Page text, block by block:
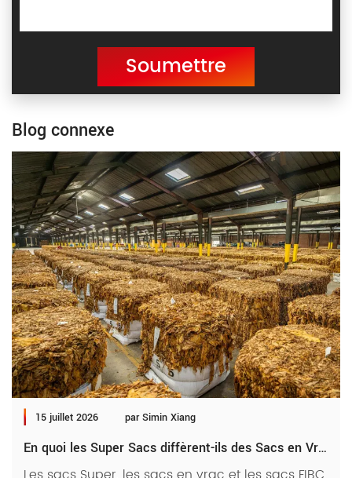
Soumettre
Blog connexe
15 juillet 2026 par Simin Xiang
En quoi les Super Sacs diffèrent-ils des Sacs en Vrac, des Sacs FIBC et autres